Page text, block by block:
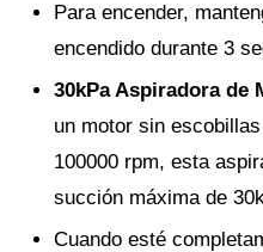
Para encender,
encendido durante 3
30kPa Aspiradora de
un motor sin
100000 rpm, esta
succión máxima de
Cuando esté